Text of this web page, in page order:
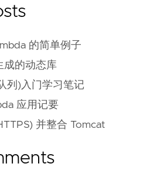
的简单例子
成的动态库
列)入门学习笔记
应用记要
并整合 Tomcat